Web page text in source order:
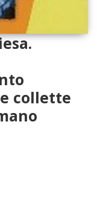
collette